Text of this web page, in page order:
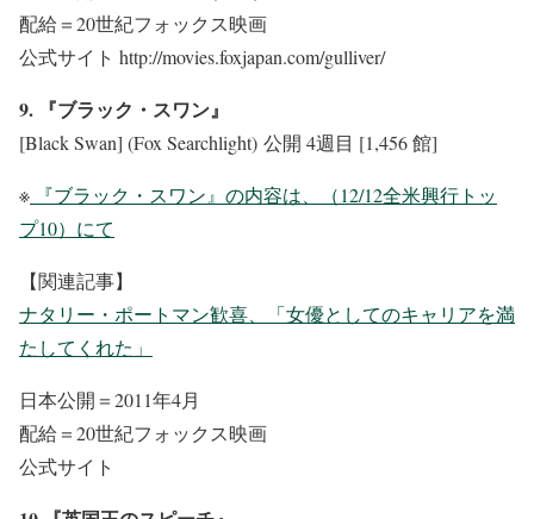
配給＝20世紀フォックス映画
公式サイト http://movies.foxjapan.com/gulliver/
9. 『ブラック・スワン』
[Black Swan] (Fox Searchlight) 公開 4週目 [1,456 館]
※ 『ブラック・スワン』の内容は、（12/12全米興行トッ
プ10）にて
【関連記事】
ナタリー・ポートマン歓喜、「女優としてのキャリアを満
たしてくれた」
日本公開＝2011年4月
配給＝20世紀フォックス映画
公式サイト